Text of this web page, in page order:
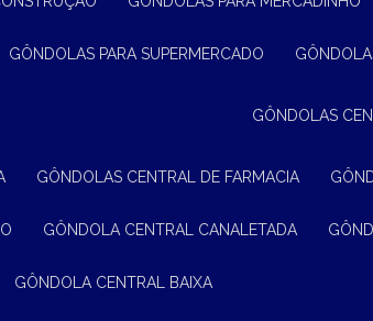
GÔNDOLAS PARA SUPERMERCADO
GÔNDOLAS
GÔNDOLAS CENTRAL DE FARMACIA
GÔNDOLA CENTRAL CANALETADA
GÔNDOLA CENTRAL BAIXA